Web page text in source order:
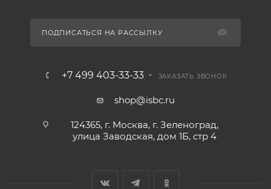
ПОДПИСАТЬСЯ НА РАССЫЛКУ
+7 499 403-33-33 ЗАКАЗАТЬ ЗВОНОК
shop@isbc.ru
124365, г. Москва, г. Зеленоград,
улица Заводская, дом 1Б, стр 4